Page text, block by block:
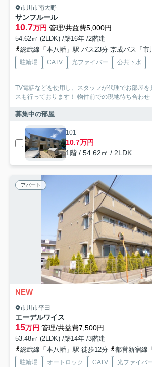
市川市南大野
サンフルール
10.7万円 管理/共益費5,000円
54.62㎡ (2LDK) /築16年 /2階建
総武線「本八幡」駅 バス23分 京成バス「市川
駐輪場 CATV 光ファイバー 公共下水
TV電話などを使用し、スタッフが代理でお部屋
スも行っております！ 物件前での現地待ち合わせ
募集中の部屋
101
10.7万円
1階 / 54.62㎡ / 2LDK
アパート
NEW
市川市平田
エーデルワイス
15万円 管理/共益費7,500円
53.48㎡ (2LDK) /築14年 /3階建
総武線「本八幡」駅 徒歩12分
都営新宿線「
駐輪場 オートロック CATV 光ファイバ